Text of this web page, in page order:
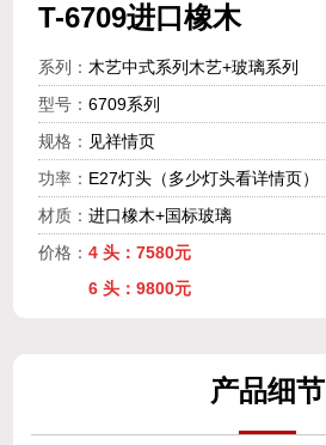
T-6709进口橡木
系列： 木艺中式系列木艺+玻璃系列
型号： 6709系列
规格： 见祥情页
功率： E27灯头（多少灯头看详情页）
材质： 进口橡木+国标玻璃
价格： 4 头：7580元
6 头：9800元
产品细节